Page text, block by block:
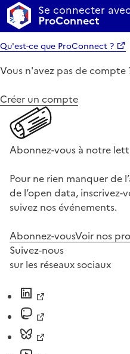
Se connecter avec
ProConnect
Qu'est-ce que ProConnect ?
Vous n'avez pas de compte
Créer un compte
Abonnez-vous à notre
Pour ne rien manquer de
de l’open data,
suivez nos événements.
Abonnez-vousVoir nos
Suivez-nous
sur les réseaux sociaux